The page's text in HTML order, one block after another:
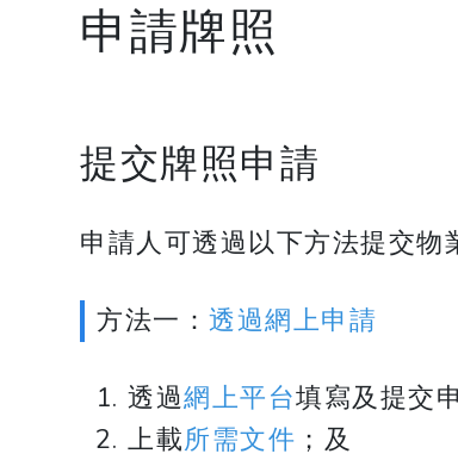
申請牌照
​​​​​​​提交牌照申請
申請人可透過以下方法提交物
方法一：透過網上申請
透過網上平台填寫及提交
上載所需文件 ；及